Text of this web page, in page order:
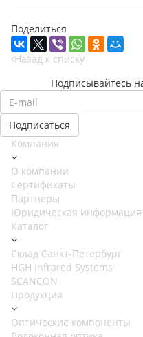
Поделиться
Назад к списку
Подписывайтесь
Компания
О компании
Сертификаты
Партнеры
Юридическая информация
Каталог
Cклад Санкт-Петербург
HGH Infrared Systems
SCANCON
Продукция
Оптические компоненты